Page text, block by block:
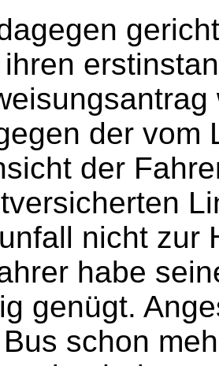
der vom
der
nicht zur
habe
genügt.
schon